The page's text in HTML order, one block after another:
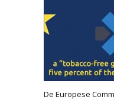
De Europese